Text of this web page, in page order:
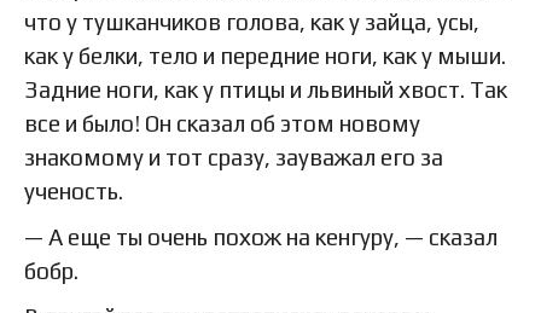
что у тушканчиков голова, как у зайца, усы,
как у белки, тело и передние ноги, как у мыши.
Задние ноги, как у птицы и львиный хвост. Так
все и было! Он сказал об этом новому
знакомому и тот сразу, зауважал его за
ученость.
— А еще ты очень похож на кенгуру, — сказал
бобр.